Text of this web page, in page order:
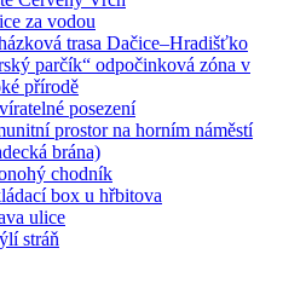
za vodou
trasa Dačice–Hradišťko
parčík“ odpočinková zóna v
přírodě
posezení
prostor na horním náměstí
brána)
chodník
box u hřbitova
ulice
stráň